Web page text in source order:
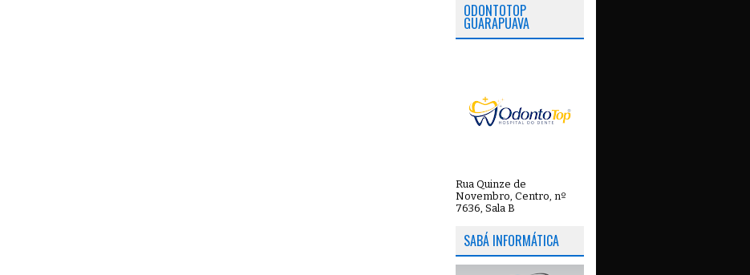
ODONTOTOP
GUARAPUAVA
Rua Quinze de
Novembro, Centro, nº
7636, Sala B
SABÁ INFORMÁTICA